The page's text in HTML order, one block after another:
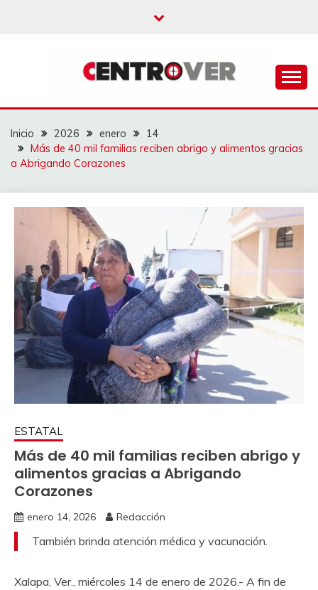
CENTROVER
NOTICIAS
Inicio 2026 enero
14
Más de 40 mil familias reciben abrigo y alimentos gracias
a Abrigando Corazones
ESTATAL
Más de 40 mil familias reciben abrigo y
alimentos gracias a Abrigando
Corazones
enero 14, 2026 Redacción
También brinda atención médica y vacunación.
Xalapa, Ver., miércoles 14 de enero de 2026.- A fin de